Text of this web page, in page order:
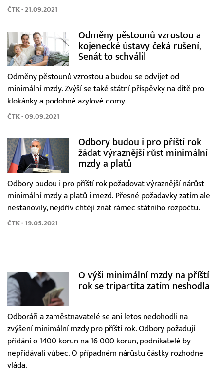
ČTK - 21.09.2021
Odměny pěstounů vzrostou a
kojenecké ústavy čeká rušení,
Senát to schválil
Odměny pěstounů vzrostou a budou se odvíjet od
minimální mzdy. Zvýší se také státní příspěvky na dítě pro
klokánky a podobné azylové domy.
ČTK - 09.09.2021
Odbory budou i pro příští rok
žádat výraznější růst minimální
mzdy a platů
Odbory budou i pro příští rok požadovat výraznější nárůst
minimální mzdy a platů i mezd. Přesné požadavky zatím ale
nestanovily, nejdřív chtějí znát rámec státního rozpočtu.
ČTK - 19.05.2021
O výši minimální mzdy na příští
rok se tripartita zatím neshodla
Odboráři a zaměstnavatelé se ani letos nedohodli na
zvýšení minimální mzdy pro příští rok. Odbory požadují
přidání o 1400 korun na 16 000 korun, podnikatelé by
nepřidávali vůbec. O případném nárůstu částky rozhodne
vláda.